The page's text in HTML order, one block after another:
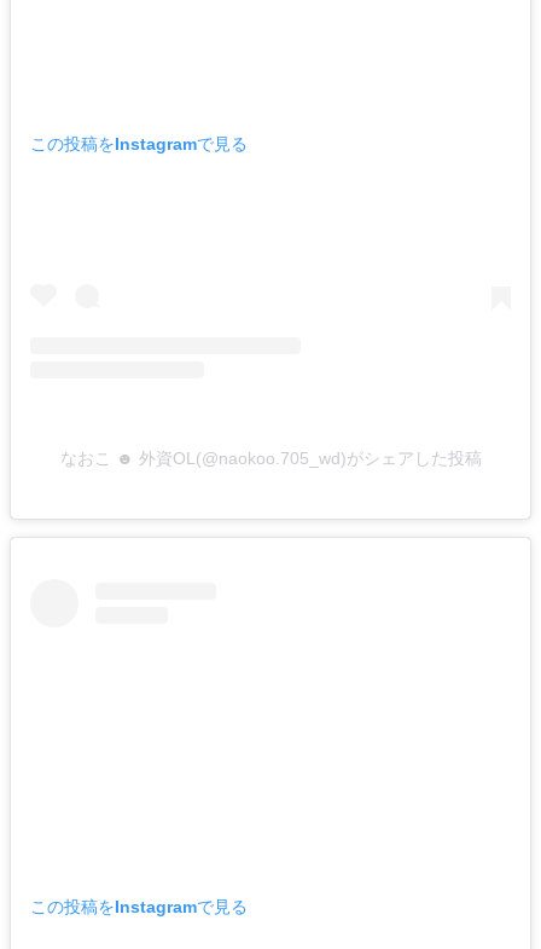
この投稿をInstagramで見る
なおこ ☻ 外資OL(@naokoo.705_wd)がシェアした投稿
この投稿をInstagramで見る